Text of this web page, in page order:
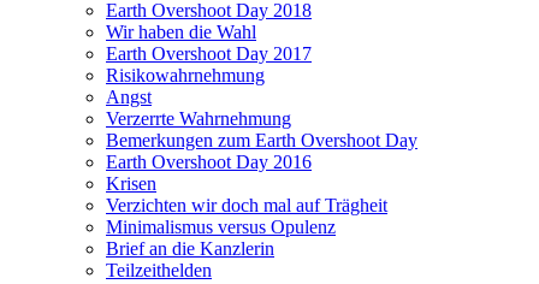
Earth Overshoot Day 2018
Wir haben die Wahl
Earth Overshoot Day 2017
Risikowahrnehmung
Angst
Verzerrte Wahrnehmung
Bemerkungen zum Earth Overshoot Day
Earth Overshoot Day 2016
Krisen
Verzichten wir doch mal auf Trägheit
Minimalismus versus Opulenz
Brief an die Kanzlerin
Teilzeithelden